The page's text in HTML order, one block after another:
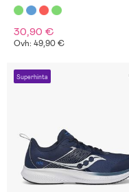
30,90 €
Ovh: 49,90 €
Superhinta